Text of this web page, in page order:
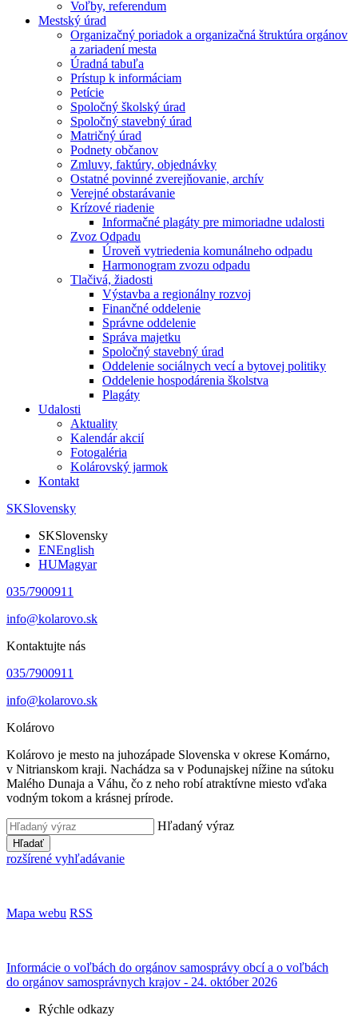
Voľby, referendum
Mestský úrad
Organizačný poriadok a organizačná štruktúra orgánov
a zariadení mesta
Úradná tabuľa
Prístup k informáciam
Petície
Spoločný školský úrad
Spoločný stavebný úrad
Matričný úrad
Podnety občanov
Zmluvy, faktúry, objednávky
Ostatné povinné zverejňovanie, archív
Verejné obstarávanie
Krízové riadenie
Informačné plagáty pre mimoriadne udalosti
Zvoz Odpadu
Úroveň vytriedenia komunálneho odpadu
Harmonogram zvozu odpadu
Tlačivá, žiadosti
Výstavba a regionálny rozvoj
Finančné oddelenie
Správne oddelenie
Správa majetku
Spoločný stavebný úrad
Oddelenie sociálnych vecí a bytovej politiky
Oddelenie hospodárenia školstva
Plagáty
Udalosti
Aktuality
Kalendár akcií
Fotogaléria
Kolárovský jarmok
Kontakt
SKSlovensky
SKSlovensky
ENEnglish
HUMagyar
035/7900911
info@kolarovo.sk
Kontaktujte nás
035/7900911
info@kolarovo.sk
Kolárovo
Kolárovo je mesto na juhozápade Slovenska v okrese Komárno,
v Nitrianskom kraji. Nachádza sa v Podunajskej nížine na sútoku
Malého Dunaja a Váhu, čo z neho robí atraktívne miesto vďaka
vodným tokom a krásnej prírode.
Hľadaný výraz
Hľadať
rozšírené vyhľadávanie
Mapa webu RSS
Informácie o voľbách do orgánov samosprávy obcí a o voľbách
do orgánov samosprávnych krajov - 24. október 2026
Rýchle odkazy